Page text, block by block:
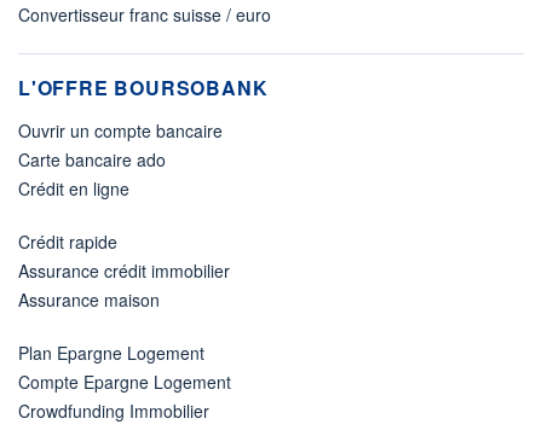
Convertisseur franc suisse / euro
L'OFFRE BOURSOBANK
Ouvrir un compte bancaire
Carte bancaire ado
Crédit en ligne
Crédit rapide
Assurance crédit immobilier
Assurance maison
Plan Epargne Logement
Compte Epargne Logement
Crowdfunding Immobilier